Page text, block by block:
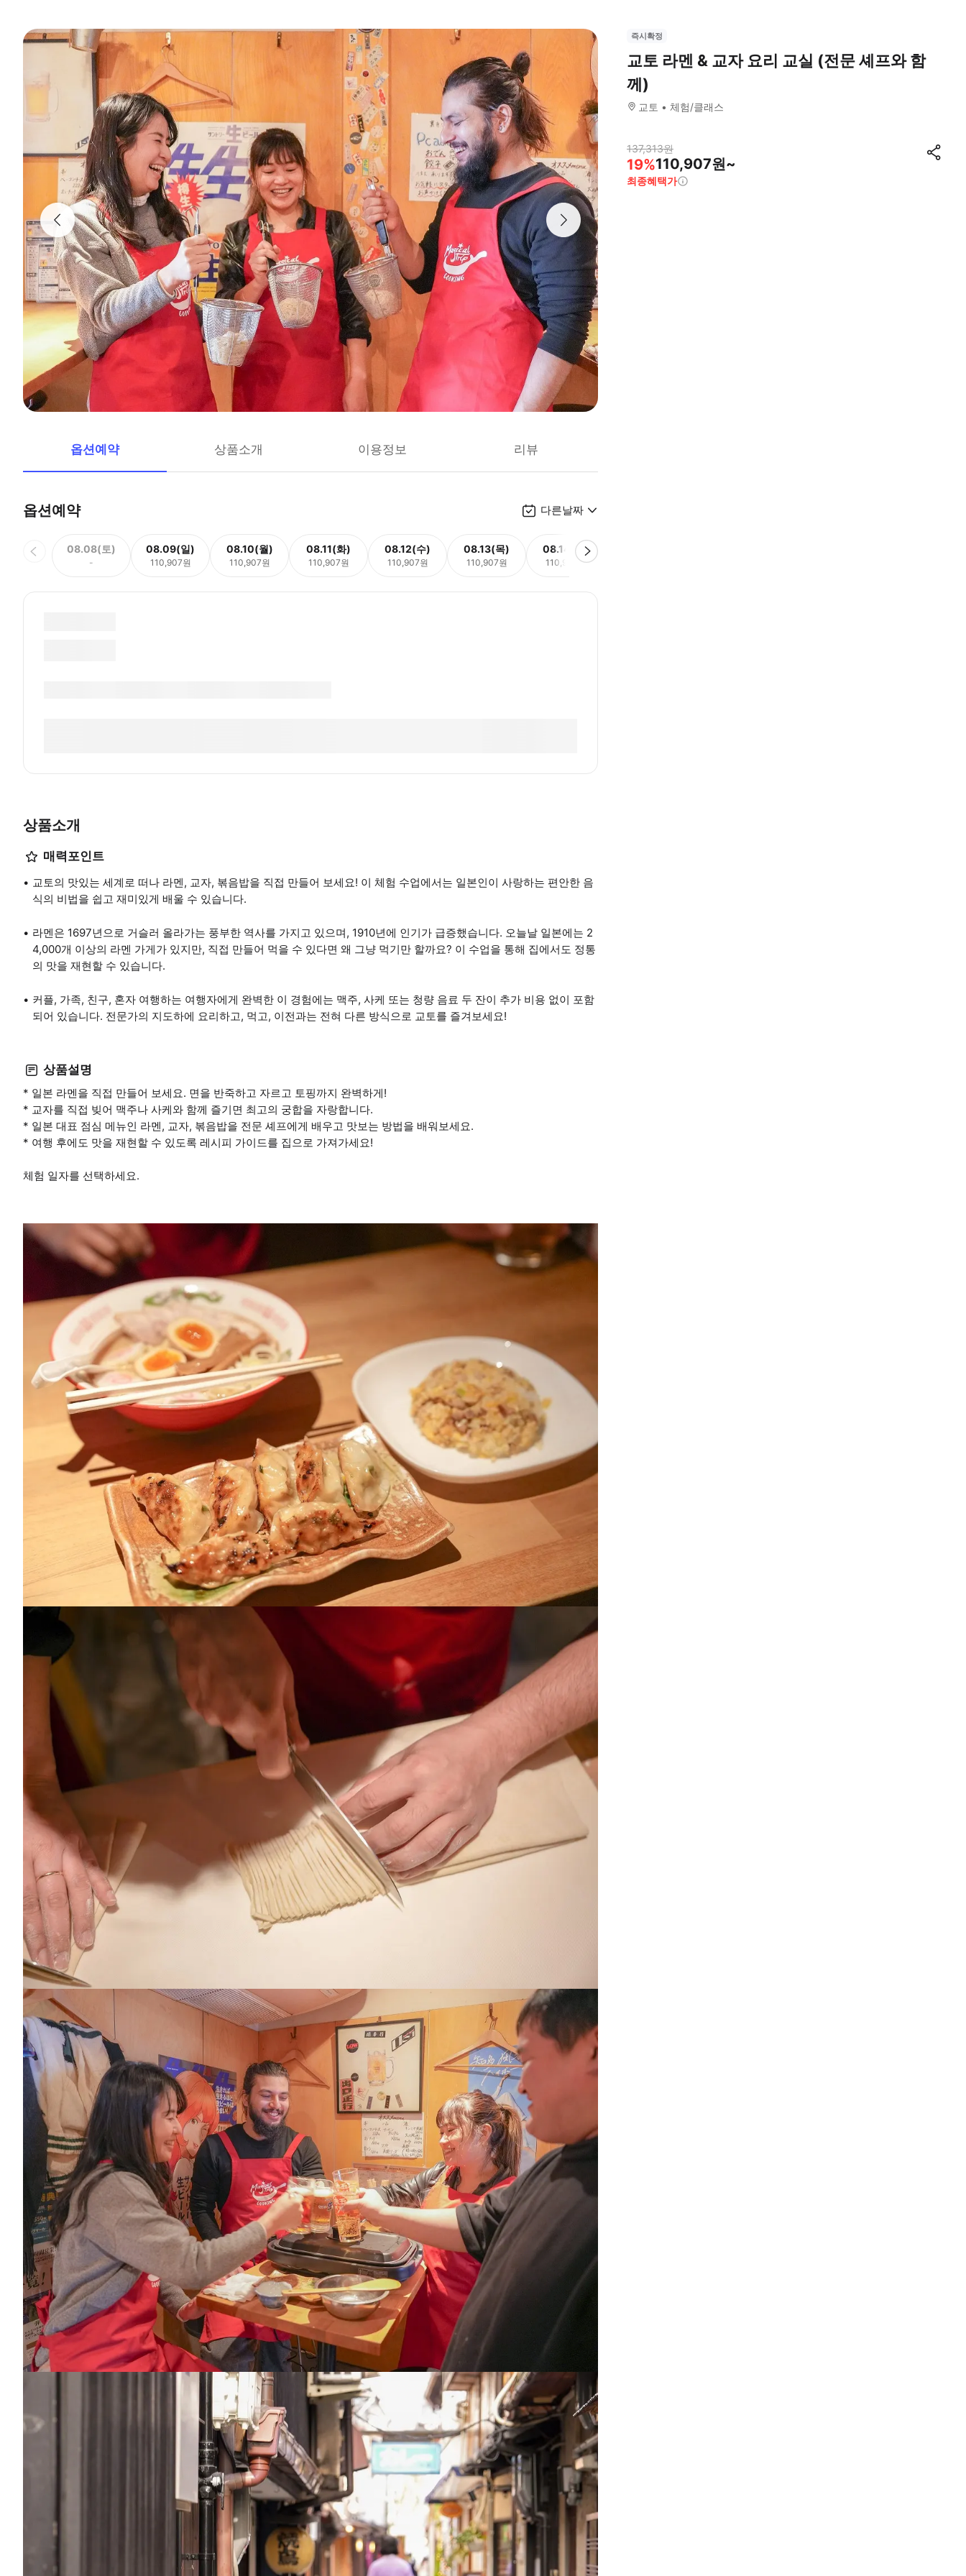
옵션예약 상품소개 이용정보 리뷰
옵션예약 다른날짜
08.08(토)
-
08.09(일)
110,907원
08.10(월)
110,907원
08.11(화)
110,907원
08.12(수)
110,907원
08.13(목)
110,907원
08.14(금)
110,907원
상품소개
매력포인트
교토의 맛있는 세계로 떠나 라멘, 교자, 볶음밥을 직접 만들어 보세요! 이 체험 수업에서는 일본인이 사랑하는 편안한 음
식의 비법을 쉽고 재미있게 배울 수 있습니다.
라멘은 1697년으로 거슬러 올라가는 풍부한 역사를 가지고 있으며, 1910년에 인기가 급증했습니다. 오늘날 일본에는 2
4,000개 이상의 라멘 가게가 있지만, 직접 만들어 먹을 수 있다면 왜 그냥 먹기만 할까요? 이 수업을 통해 집에서도 정통
의 맛을 재현할 수 있습니다.
커플, 가족, 친구, 혼자 여행하는 여행자에게 완벽한 이 경험에는 맥주, 사케 또는 청량 음료 두 잔이 추가 비용 없이 포함
되어 있습니다. 전문가의 지도하에 요리하고, 먹고, 이전과는 전혀 다른 방식으로 교토를 즐겨보세요!
상품설명
* 일본 라멘을 직접 만들어 보세요. 면을 반죽하고 자르고 토핑까지 완벽하게!
* 교자를 직접 빚어 맥주나 사케와 함께 즐기면 최고의 궁합을 자랑합니다.
* 일본 대표 점심 메뉴인 라멘, 교자, 볶음밥을 전문 셰프에게 배우고 맛보는 방법을 배워보세요.
* 여행 후에도 맛을 재현할 수 있도록 레시피 가이드를 집으로 가져가세요!
체험 일자를 선택하세요.
즉시확정
교토 라멘 & 교자 요리 교실 (전문 셰프와 함
께)
교토 체험/클래스
137,313원
19%110,907원~
최종혜택가